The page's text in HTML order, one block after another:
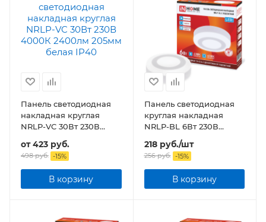
Панель светодиодная
накладная круглая
NRLP-VC 30Вт 230В
IP40
от423 руб.
498 руб. -15%
В корзину
Панель светодиодная
круглая накладная
NRLP-BL 6Вт 230В
4000К 350Лм 105мм с
подсветкой белая
218руб./шт
256руб. -15%
В корзину